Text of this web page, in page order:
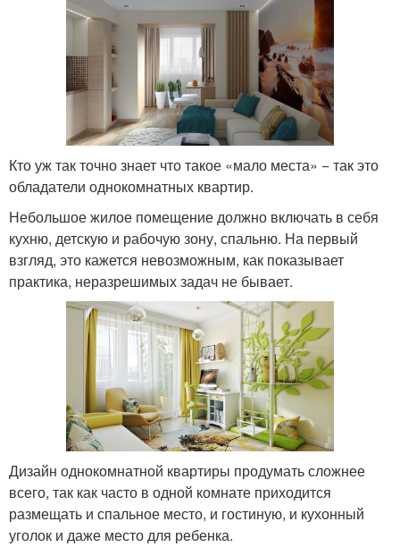
Кто уж так точно знает что такое «мало места» − так это
обладатели однокомнатных квартир.
Небольшое жилое помещение должно включать в себя
кухню, детскую и рабочую зону, спальню. На первый
взгляд, это кажется невозможным, как показывает
практика, неразрешимых задач не бывает.
Дизайн однокомнатной квартиры продумать сложнее
всего, так как часто в одной комнате приходится
размещать и спальное место, и гостиную, и кухонный
уголок и даже место для ребенка.